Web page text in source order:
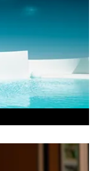
lång meritlista och är